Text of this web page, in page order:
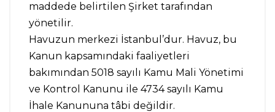
maddede belirtilen Şirket tarafından
yönetilir.
Havuzun merkezi İstanbul’dur. Havuz, bu
Kanun kapsamındaki faaliyetleri
bakımından 5018 sayılı Kamu Mali Yönetimi
ve Kontrol Kanunu ile 4734 sayılı Kamu
İhale Kanununa tâbi değildir.